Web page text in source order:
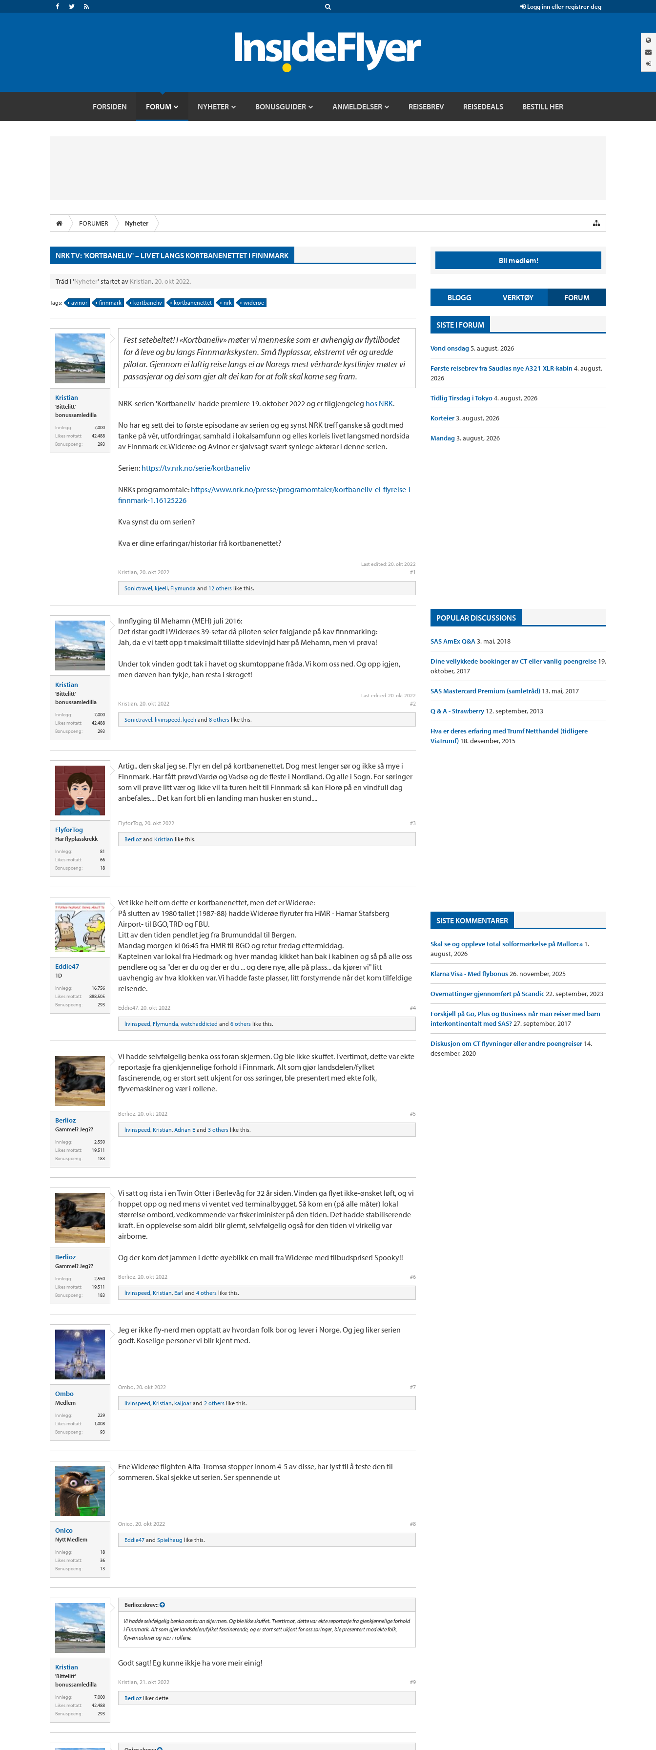
Logg inn eller registrer deg
FORSIDEN FORUM NYHETER BONUSGUIDER ANMELDELSER REISEBREV REISEDEALS BESTILL HER
FORUMER Nyheter
NRK TV: 'KORTBANELIV' – LIVET LANGS KORTBANENETTET I FINNMARK
Tråd i 'Nyheter' startet av Kristian,20. okt 2022.
Tags: avinor finnmark kortbaneliv kortbanenettet nrk widerøe
Kristian
'Bittelitt'
bonussamledilla
Innlegg:
7,000
Likes mottatt:
42,488
Bonuspoeng:
293
Fest setebeltet! I «Kortbaneliv» møter vi menneske som er avhengig av flytilbodet
for å leve og bu langs Finnmarkskysten. Små flyplassar, ekstremt vêr og uredde
pilotar. Gjennom ei luftig reise langs ei av Noregs mest vêrharde kystlinjer møter vi
passasjerar og dei som gjer alt dei kan for at folk skal kome seg fram.
NRK-serien 'Kortbaneliv' hadde premiere 19. oktober 2022 og er tilgjengeleg hos NRK.
No har eg sett dei to første episodane av serien og eg synst NRK treff ganske så godt med
tanke på vêr, utfordringar, samhald i lokalsamfunn og elles korleis livet langsmed nordsida
av Finnmark er. Widerøe og Avinor er sjølvsagt svært synlege aktørar i denne serien.
Serien: https://tv.nrk.no/serie/kortbaneliv
NRKs programomtale: https://www.nrk.no/presse/programomtaler/kortbaneliv-ei-flyreise-i-
finnmark-1.16125226
Kva synst du om serien?
Kva er dine erfaringar/historiar frå kortbanenettet?
Last edited:20. okt 2022
Kristian, 20. okt 2022 #1
Sonictravel, kjeeli, Flymunda and 12 others like this.
Kristian
'Bittelitt'
bonussamledilla
Innlegg:
7,000
Likes mottatt:
42,488
Bonuspoeng:
293
Innflyging til Mehamn (MEH) juli 2016:
Det ristar godt i Widerøes 39-setar då piloten seier følgjande på kav finnmarking:
Jah, da e vi tætt opp t maksimalt tillatte sidevinjd hær på Mehamn, men vi prøva!
Under tok vinden godt tak i havet og skumtoppane fråda. Vi kom oss ned. Og opp igjen,
men dæven han tykje, han resta i skroget!
Last edited:20. okt 2022
Kristian, 20. okt 2022 #2
Sonictravel, livinspeed, kjeeli and 8 others like this.
FlyforTog
Har flyplasskrekk
Innlegg:
81
Likes mottatt:
66
Bonuspoeng:
18
Artig.. den skal jeg se. Flyr en del på kortbanenettet. Dog mest lenger sør og ikke så mye i
Finnmark. Har fått prøvd Vardø og Vadsø og de fleste i Nordland. Og alle i Sogn. For søringer
som vil prøve litt vær og ikke vil ta turen helt til Finnmark så kan Florø på en vindfull dag
anbefales.... Det kan fort bli en landing man husker en stund....
FlyforTog, 20. okt 2022 #3
Berlioz and Kristian like this.
Eddie47
1D
Innlegg:
16,756
Likes mottatt:
888,505
Bonuspoeng:
293
Vet ikke helt om dette er kortbanenettet, men det er Widerøe:
På slutten av 1980 tallet (1987-88) hadde Widerøe flyruter fra HMR - Hamar Stafsberg
Airport- til BGO, TRD og FBU.
Litt av den tiden pendlet jeg fra Brumunddal til Bergen.
Mandag morgen kl 06:45 fra HMR til BGO og retur fredag ettermiddag.
Kapteinen var lokal fra Hedmark og hver mandag kikket han bak i kabinen og så på alle oss
pendlere og sa "der er du og der er du ... og dere nye, alle på plass... da kjører vi" litt
uavhengig av hva klokken var. Vi hadde faste plasser, litt forstyrrende når det kom tilfeldige
reisende.
Eddie47, 20. okt 2022 #4
livinspeed, Flymunda, watchaddicted and 6 others like this.
Berlioz
Gammel? Jeg??
Innlegg:
2,550
Likes mottatt:
19,511
Bonuspoeng:
183
Vi hadde selvfølgelig benka oss foran skjermen. Og ble ikke skuffet. Tvertimot, dette var ekte
reportasje fra gjenkjennelige forhold i Finnmark. Alt som gjør landsdelen/fylket
fascinerende, og er stort sett ukjent for oss søringer, ble presentert med ekte folk,
flyvemaskiner og vær i rollene.
Berlioz, 20. okt 2022 #5
livinspeed, Kristian, Adrian E and 3 others like this.
Berlioz
Gammel? Jeg??
Innlegg:
2,550
Likes mottatt:
19,511
Bonuspoeng:
183
Vi satt og rista i en Twin Otter i Berlevåg for 32 år siden. Vinden ga flyet ikke-ønsket løft, og vi
hoppet opp og ned mens vi ventet ved terminalbygget. Så kom en (på alle måter) lokal
størrelse ombord, vedkommende var fiskeriminister på den tiden. Det hadde stabiliserende
kraft. En opplevelse som aldri blir glemt, selvfølgelig også for den tiden vi virkelig var
airborne.
Og der kom det jammen i dette øyeblikk en mail fra Widerøe med tilbudspriser! Spooky!!
Berlioz, 20. okt 2022 #6
livinspeed, Kristian, Earl and 4 others like this.
Ombo
Medlem
Innlegg:
229
Likes mottatt:
1,008
Bonuspoeng:
93
Jeg er ikke fly-nerd men opptatt av hvordan folk bor og lever i Norge. Og jeg liker serien
godt. Koselige personer vi blir kjent med.
Ombo, 20. okt 2022 #7
livinspeed, Kristian, kaijoar and 2 others like this.
Onico
Nytt Medlem
Innlegg:
18
Likes mottatt:
36
Bonuspoeng:
13
Ene Widerøe flighten Alta-Tromsø stopper innom 4-5 av disse, har lyst til å teste den til
sommeren. Skal sjekke ut serien. Ser spennende ut
Onico, 20. okt 2022 #8
Eddie47 and Spielhaug like this.
Kristian
'Bittelitt'
bonussamledilla
Innlegg:
7,000
Likes mottatt:
42,488
Bonuspoeng:
293
Berlioz skrev::
Vi hadde selvfølgelig benka oss foran skjermen. Og ble ikke skuffet. Tvertimot, dette var ekte reportasje fra gjenkjennelige forhold
i Finnmark. Alt som gjør landsdelen/fylket fascinerende, og er stort sett ukjent for oss søringer, ble presentert med ekte folk,
flyvemaskiner og vær i rollene.
Godt sagt! Eg kunne ikkje ha vore meir einig!
Kristian, 21. okt 2022 #9
Berlioz liker dette
Bli medlem!
BLOGG VERKTØY FORUM
SISTE I FORUM
Vond onsdag5. august, 2026
Første reisebrev fra Saudias nye A321 XLR-kabin4. august,
2026
Tidlig Tirsdag i Tokyo4. august, 2026
Korteier3. august, 2026
Mandag3. august, 2026
POPULAR DISCUSSIONS
SAS AmEx Q&A3. mai, 2018
Dine vellykkede bookinger av CT eller vanlig poengreise 19.
oktober, 2017
SAS Mastercard Premium (samletråd) 13. mai, 2017
Q & A - Strawberry 12. september, 2013
Hva er deres erfaring med Trumf Netthandel (tidligere
ViaTrumf) 18. desember, 2015
SISTE KOMMENTARER
Skal se og oppleve total solformørkelse på Mallorca 1.
august, 2026
Klarna Visa - Med flybonus26. november, 2025
Overnattinger gjennomført på Scandic22. september, 2023
Forskjell på Go, Plus og Business når man reiser med barn
interkontinentalt med SAS?27. september, 2017
Diskusjon om CT flyvninger eller andre poengreiser 14.
desember, 2020